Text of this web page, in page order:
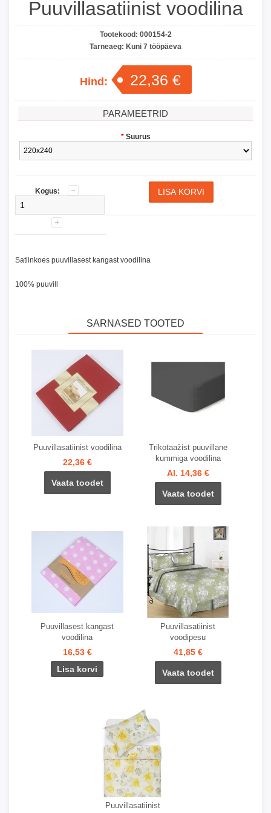
Puuvillasatiinist voodilina
Tootekood: 000154-2
Tarneaeg: Kuni 7 tööpäeva
Hind: 22,36 €
PARAMEETRID
* Suurus
Kogus:
Satiinkoes puuvillasest kangast voodilina
100% puuvill
SARNASED TOOTED
Puuvillasatiinist voodilina
22,36 €
Vaata toodet
Trikotaažist puuvillane
kummiga voodilina
Al. 14,36 €
Vaata toodet
Puuvillasest kangast
voodilina
16,53 €
Puuvillasatiinist
voodipesu
41,85 €
Vaata toodet
Puuvillasatiinist